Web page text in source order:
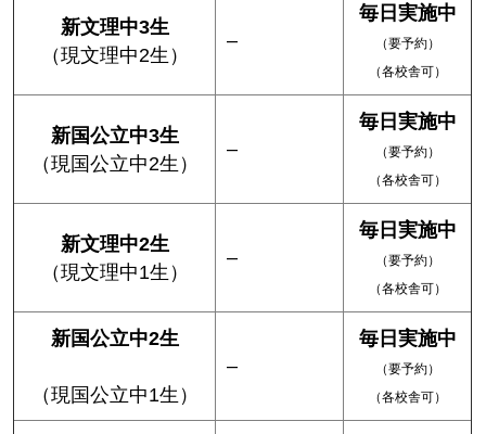
新文理中3生
（現文理中2生）
–
毎日実施中
（要予約）
（各校舎可）
新国公立中3生
（現国公立中2生）
–
毎日実施中
（要予約）
（各校舎可）
新文理中2生
（現文理中1生）
–
毎日実施中
（要予約）
（各校舎可）
新国公立中2生
（現国公立中1生）
–
毎日実施中
（要予約）
（各校舎可）